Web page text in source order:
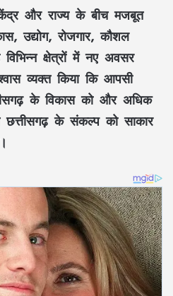
और राज्य के बीचमजबूत
,उद्योग,रोजगार,कौशल
क्षेत्रों में नए अवसर
व्यक्त किया कि आपसी
के विकास को और अधिक
के संकल्प को साकार